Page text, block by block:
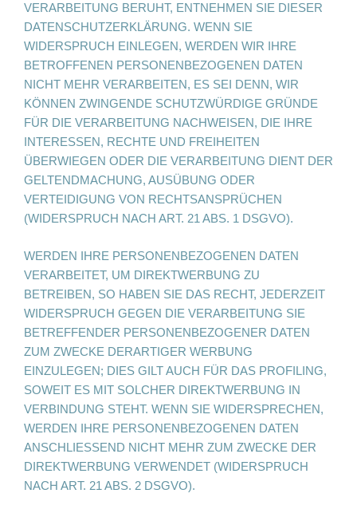
VERARBEITUNG BERUHT, ENTNEHMEN SIE DIESER
DATENSCHUTZERKLÄRUNG. WENN SIE
WIDERSPRUCH EINLEGEN, WERDEN WIR IHRE
BETROFFENEN PERSONENBEZOGENEN DATEN
NICHT MEHR VERARBEITEN, ES SEI DENN, WIR
KÖNNEN ZWINGENDE SCHUTZWÜRDIGE GRÜNDE
FÜR DIE VERARBEITUNG NACHWEISEN, DIE IHRE
INTERESSEN, RECHTE UND FREIHEITEN
ÜBERWIEGEN ODER DIE VERARBEITUNG DIENT DER
GELTENDMACHUNG, AUSÜBUNG ODER
VERTEIDIGUNG VON RECHTSANSPRÜCHEN
(WIDERSPRUCH NACH ART. 21 ABS. 1 DSGVO).
WERDEN IHRE PERSONENBEZOGENEN DATEN
VERARBEITET, UM DIREKTWERBUNG ZU
BETREIBEN, SO HABEN SIE DAS RECHT, JEDERZEIT
WIDERSPRUCH GEGEN DIE VERARBEITUNG SIE
BETREFFENDER PERSONENBEZOGENER DATEN
ZUM ZWECKE DERARTIGER WERBUNG
EINZULEGEN; DIES GILT AUCH FÜR DAS PROFILING,
SOWEIT ES MIT SOLCHER DIREKTWERBUNG IN
VERBINDUNG STEHT. WENN SIE WIDERSPRECHEN,
WERDEN IHRE PERSONENBEZOGENEN DATEN
ANSCHLIESSEND NICHT MEHR ZUM ZWECKE DER
DIREKTWERBUNG VERWENDET (WIDERSPRUCH
NACH ART. 21 ABS. 2 DSGVO).